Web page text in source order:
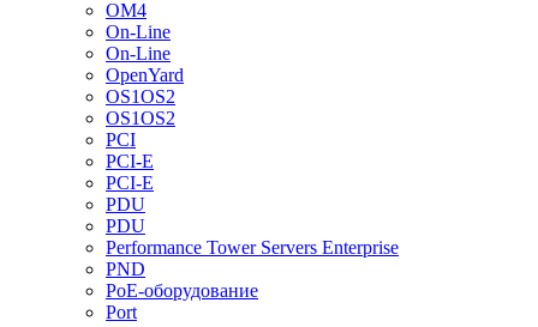
OM4
On-Line
On-Line
OpenYard
OS1OS2
OS1OS2
PCI
PCI-E
PCI-E
PDU
PDU
Performance Tower Servers Enterprise
PND
PoE-оборудование
Port